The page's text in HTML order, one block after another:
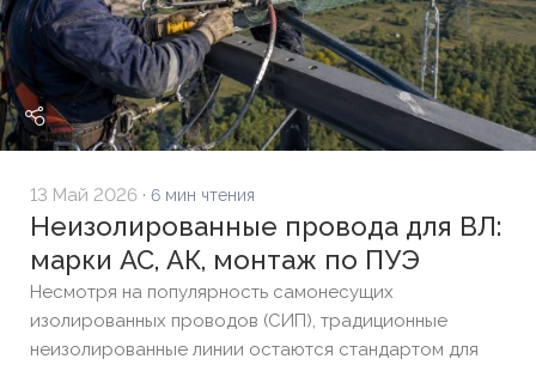
13 Май 2026 · 6 мин чтения
Неизолированные провода для ВЛ:
марки АС, АК, монтаж по ПУЭ
Несмотря на популярность самонесущих
изолированных проводов (СИП), традиционные
неизолированные линии остаются стандартом для